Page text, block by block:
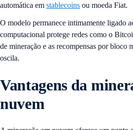
automática em stablecoins ou moeda Fiat.
O modelo permanece intimamente ligado
computacional protege redes como o
de mineração e as recompensas por bloco
oscila.
Vantagens da
nuvem